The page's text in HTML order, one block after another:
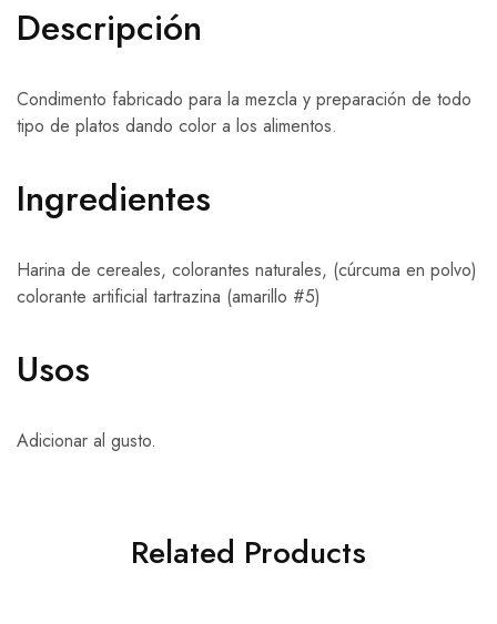
Descripción
Condimento fabricado para la mezcla y preparación de todo
tipo de platos dando color a los alimentos.
Ingredientes
Harina de cereales, colorantes naturales, (cúrcuma en polvo)
colorante artificial tartrazina (amarillo #5)
Usos
Adicionar al gusto.
Related Products